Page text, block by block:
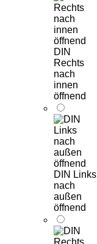
DIN
Rechts
nach
innen
öffnend
DIN Links
nach
außen
öffnend